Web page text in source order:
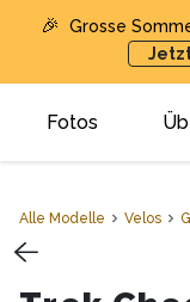
🎉
Grosse
Fotos
Alle Modelle Velos